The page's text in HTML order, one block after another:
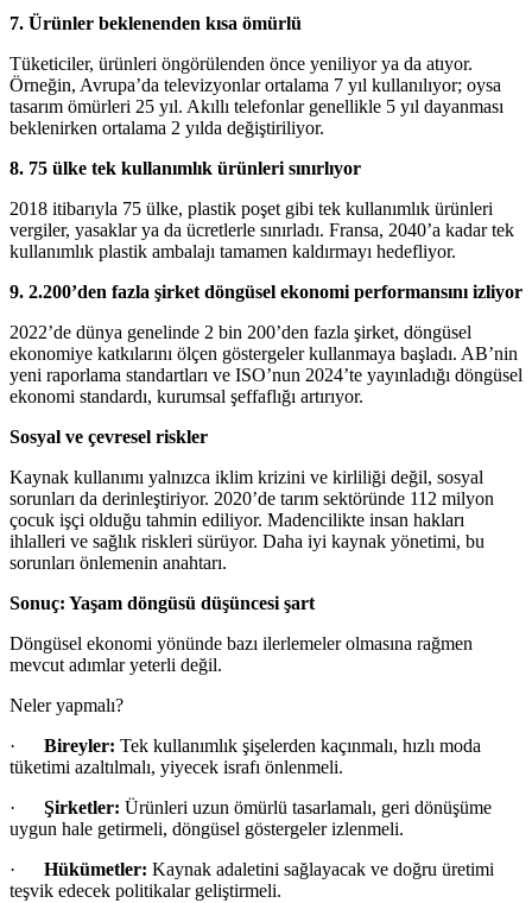
7. Ürünler beklenenden kısa ömürlü
Tüketiciler, ürünleri öngörülenden önce yeniliyor ya da atıyor.
Örneğin, Avrupa’da televizyonlar ortalama 7 yıl kullanılıyor; oysa
tasarım ömürleri 25 yıl. Akıllı telefonlar genellikle 5 yıl dayanması
beklenirken ortalama 2 yılda değiştiriliyor.
8. 75 ülke tek kullanımlık ürünleri sınırlıyor
2018 itibarıyla 75 ülke, plastik poşet gibi tek kullanımlık ürünleri
vergiler, yasaklar ya da ücretlerle sınırladı. Fransa, 2040’a kadar tek
kullanımlık plastik ambalajı tamamen kaldırmayı hedefliyor.
9. 2.200’den fazla şirket döngüsel ekonomi performansını izliyor
2022’de dünya genelinde 2 bin 200’den fazla şirket, döngüsel
ekonomiye katkılarını ölçen göstergeler kullanmaya başladı. AB’nin
yeni raporlama standartları ve ISO’nun 2024’te yayınladığı döngüsel
ekonomi standardı, kurumsal şeffaflığı artırıyor.
Sosyal ve çevresel riskler
Kaynak kullanımı yalnızca iklim krizini ve kirliliği değil, sosyal
sorunları da derinleştiriyor. 2020’de tarım sektöründe 112 milyon
çocuk işçi olduğu tahmin ediliyor. Madencilikte insan hakları
ihlalleri ve sağlık riskleri sürüyor. Daha iyi kaynak yönetimi, bu
sorunları önlemenin anahtarı.
Sonuç: Yaşam döngüsü düşüncesi şart
Döngüsel ekonomi yönünde bazı ilerlemeler olmasına rağmen
mevcut adımlar yeterli değil.
Neler yapmalı?
· Bireyler: Tek kullanımlık şişelerden kaçınmalı, hızlı moda
tüketimi azaltılmalı, yiyecek israfı önlenmeli.
· Şirketler: Ürünleri uzun ömürlü tasarlamalı, geri dönüşüme
uygun hale getirmeli, döngüsel göstergeler izlenmeli.
· Hükümetler: Kaynak adaletini sağlayacak ve doğru üretimi
teşvik edecek politikalar geliştirmeli.